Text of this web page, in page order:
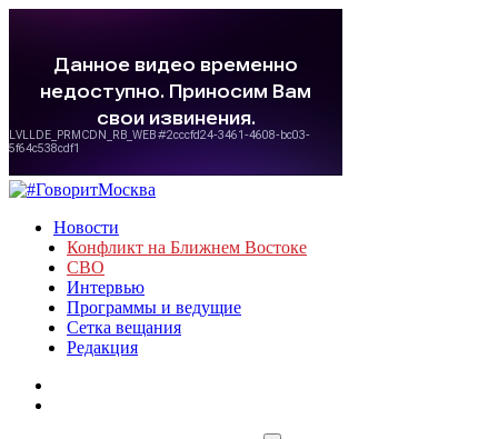
Новости
Конфликт на Ближнем Востоке
СВО
Интервью
Программы и ведущие
Сетка вещания
Редакция